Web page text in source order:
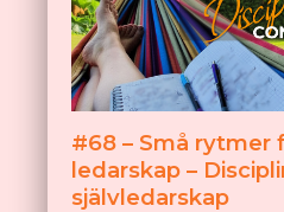
#68 – Små rytmer
ledarskap –
självledarskap